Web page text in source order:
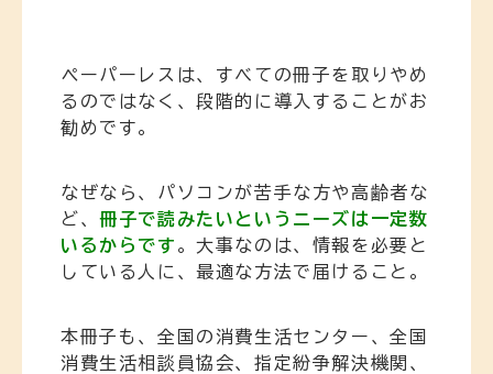
ペーパーレスは、すべての冊子を取りやめ
るのではなく、段階的に導入することがお
勧めです。
なぜなら、パソコンが苦手な方や高齢者な
ど、冊子で読みたいというニーズは一定数
いるからです 。大事なのは、情報を必要と
している人に、最適な方法で届けること。
本冊子も、全国の消費生活センター、全国
消費生活相談員協会、指定紛争解決機関、